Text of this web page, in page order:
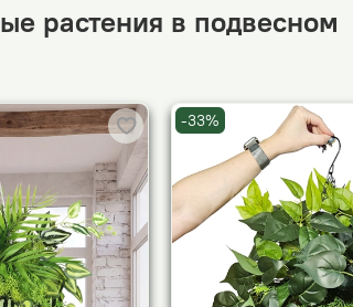
растения в подвесном
-33%